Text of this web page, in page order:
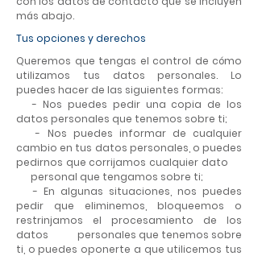
más abajo.
Tus opciones y derechos
Queremos que tengas el control de cómo
utilizamos tus datos personales. Lo
puedes hacer de las siguientes formas:
- Nos puedes pedir una copia de los
datos personales que tenemos sobre ti;
- Nos puedes informar de cualquier
cambio en tus datos personales, o puedes
pedirnos que corrijamos cualquier dato
personal que tengamos sobre ti;
- En algunas situaciones, nos puedes
pedir que eliminemos, bloqueemos o
restrinjamos el procesamiento de los
datos personales que tenemos sobre
ti, o puedes oponerte a que utilicemos tus